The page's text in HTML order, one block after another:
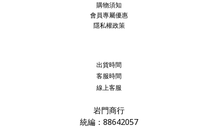
購物須知
會員專屬優惠
隱私權政策
出貨時間
客服時間
線上客服
岩門商行
統編：88642057